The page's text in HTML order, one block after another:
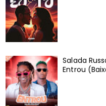
Salada
Entrou